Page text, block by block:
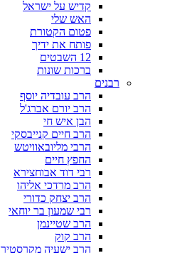
קדיש על ישראל
האש שלי
פטום הקטורת
פותח את ידיך
12 השבטים
ברכות שונות
רבנים
הרב עובדיה יוסף
הרב יורם אברג'ל
הבן איש חי
הרב חיים קנייבסקי
הרבי מליובאוויטש
החפץ חיים
רבי דוד אבוחצירא
הרב מרדכי אליהו
הרב יצחק כדורי
רבי שמעון בר יוחאי
הרב שטיינמן
הרב קוק
הרב ישעיה מקרסטיר